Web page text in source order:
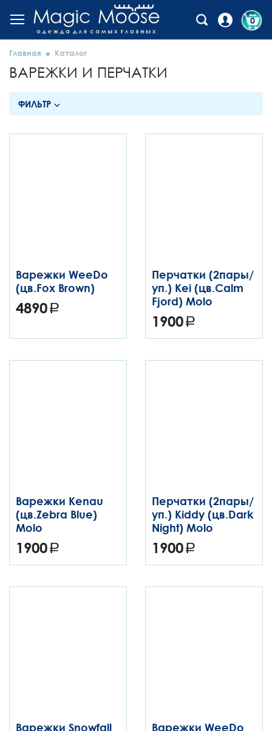
0
Главная Каталог
ВАРЕЖКИ И ПЕРЧАТКИ
ФИЛЬТР
Варежки WeeDo
(цв.Fox Brown)
4890
Перчатки (2пары/
уп.) Kei (цв.Calm
Fjord) Molo
1900
Варежки Kenau
(цв.Zebra Blue)
Molo
1900
Перчатки (2пары/
уп.) Kiddy (цв.Dark
Night) Molo
1900
Варежки Snowfall
Варежки WeeDo